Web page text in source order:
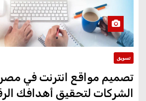
تسويق
تصميم مواقع انترنت في
الشركات لتحقيق أهدافك